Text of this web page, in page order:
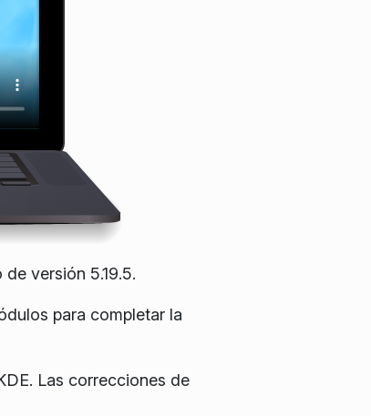
versión 5.19.5.
para completar la
Las correcciones de